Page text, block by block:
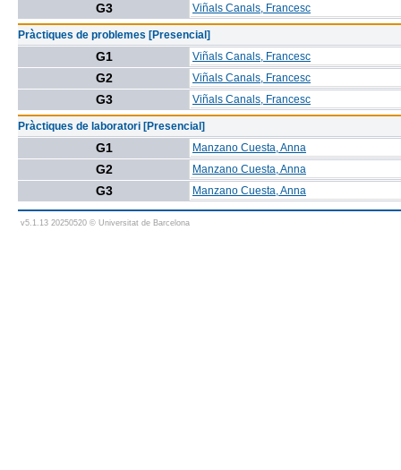
G3 Viñals Canals, Francesc
Pràctiques de problemes [Presencial]
G1 Viñals Canals, Francesc
G2 Viñals Canals, Francesc
G3 Viñals Canals, Francesc
Pràctiques de laboratori [Presencial]
G1 Manzano Cuesta, Anna
G2 Manzano Cuesta, Anna
G3 Manzano Cuesta, Anna
v5.1.13 20250520 © Universitat de Barcelona